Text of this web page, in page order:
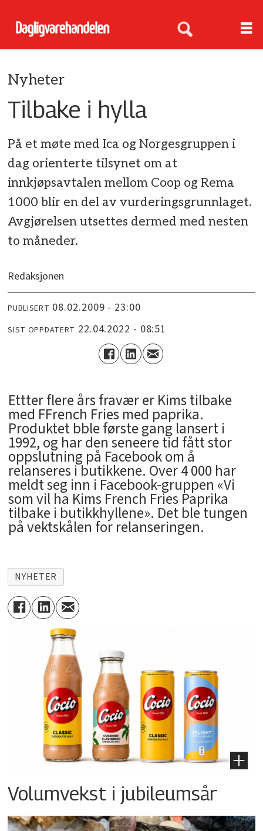
Nyheter
Tilbake i hylla
På et møte med Ica og Norgesgruppen i
dag orienterte tilsynet om at
innkjøpsavtalen mellom Coop og Rema
1000 blir en del av vurderingsgrunnlaget.
Avgjørelsen utsettes dermed med nesten
to måneder.
Redaksjonen
PUBLISERT 08.02.2009 - 23:00
SIST OPPDATERT 22.04.2022 - 08:51
Ettter flere års fravær er Kims tilbake
med FFrench Fries med paprika.
Produktet bble første gang lansert i
1992, og har den seneere tid fått stor
oppslutning på Facebook om å
relanseres i butikkene. Over 4 000 har
meldt seg inn i Facebook-gruppen «Vi
som vil ha Kims French Fries Paprika
tilbake i butikkhyllene». Det ble tungen
på vektskålen for relanseringen.
NYHETER
Volumvekst i jubileumsår